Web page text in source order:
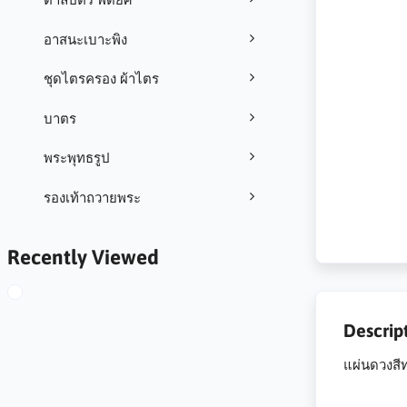
อาสนะเบาะพิง
ชุดไตรครอง ผ้าไตร
บาตร
พระพุทธรูป
รองเท้าถวายพระ
Recently Viewed
แผ่นดวงสี